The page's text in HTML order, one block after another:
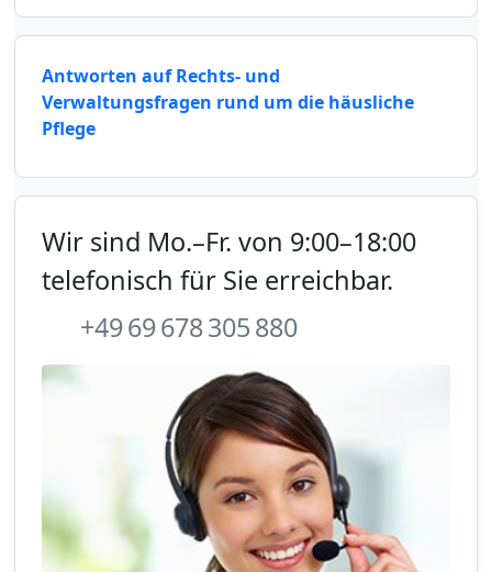
Antworten auf Rechts- und
Verwaltungsfragen rund um die häusliche
Pflege
Wir sind Mo.–Fr. von 9:00–18:00
telefonisch für Sie erreichbar.
+49 69 678 305 880